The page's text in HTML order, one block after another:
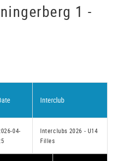
1 -
Interclub
04-
Interclubs 2026 - U14
Filles